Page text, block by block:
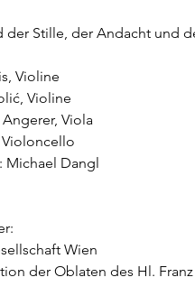
der Stille, der Andacht und
Violine
Violine
Viola
Michael Dangl
Wien
der Oblaten des Hl. Franz